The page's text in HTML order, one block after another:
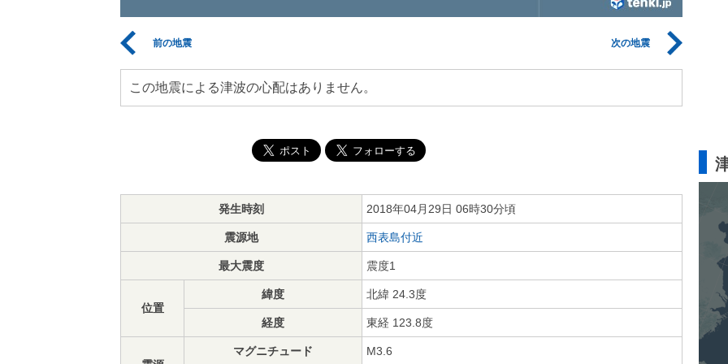
前の地震 次の地震
この地震による津波の心配はありません。
発生時刻 2018年04月29日 06時30分頃
震源地 西表島付近
最大震度 震度1
位置
緯度 北緯 24.3度
経度 東経 123.8度
マグニチュード M3.6